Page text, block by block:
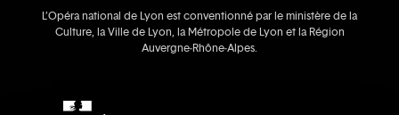
L’Opéra national de Lyon est conventionné par le ministère de la
Culture, la Ville de Lyon, la Métropole de Lyon et la Région
Auvergne‑Rhône‑Alpes.